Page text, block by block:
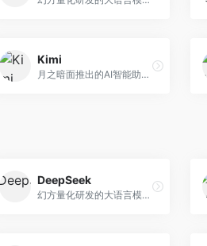
Kimi
月之暗面推出的AI智能助手，核心优势在于超长文本处理能力，支持20万字以上文档分析。面向学术研究者、职场人士和内容创作者，提供文档解读、PPT生成、联网搜索等综合服务。
DeepSeek
幻方量化研发的大语言模型平台，专注于深度推理和代码生成能力。面向开发者、研究人员和技术爱好者，提供强大的逻辑推理和数学计算功能，开源生态完善，API接口友好。